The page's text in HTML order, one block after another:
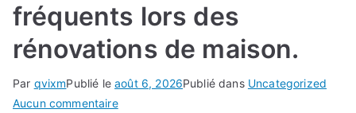
fréquents lors des
rénovations de maison.
Par qvixmPublié leaoût 6, 2026Publié dans Uncategorized
Aucun commentairesur